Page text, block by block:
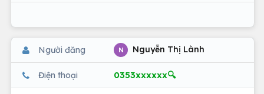
Người đăng N Nguyễn Thị Lành
Điện thoại 0353xxxxxx🔍